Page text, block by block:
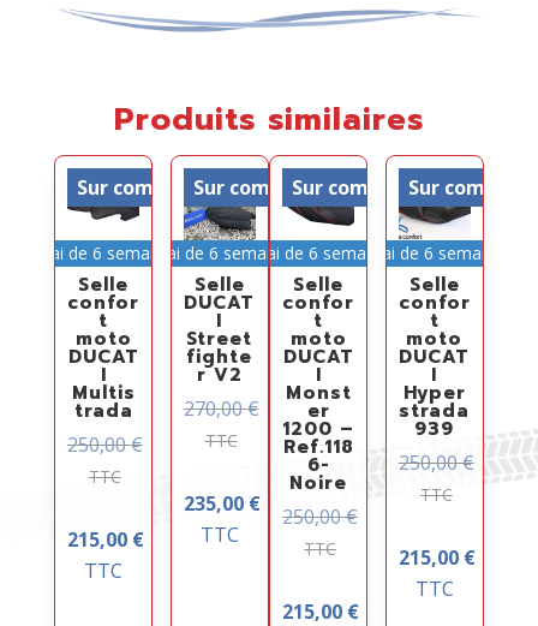
Produits similaires
Sur commande
Délai de 6 semaines
Selle
confor
t
moto
DUCAT
I
Multis
trada
250,00€
TTC
215,00 €
TTC
Sur commande
Délai de 6 semaines
Selle
DUCAT
I
Street
fighte
r V2
270,00€
TTC
235,00 €
TTC
Sur commande
Délai de 6 semaines
Selle
confor
t
moto
DUCAT
I
Monst
er
1200 –
Ref.118
6-
Noire
250,00€
TTC
215,00 €
Sur
Délai de 6 semaines
Selle
confor
t
moto
DUCAT
I
Hyper
strada
939
250,00€
TTC
215,00 €
TTC